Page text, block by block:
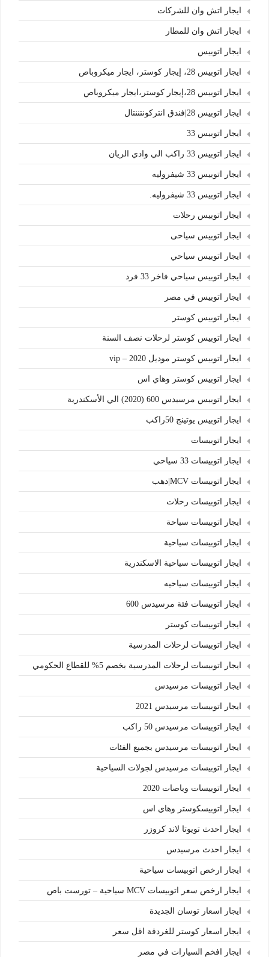
ايجار اتش وان للشركات
ايجار اتش وان للمطار
ايجار اتوبيس
ايجار اتوبيس 28، إيجار كوستر، ايجار ميكروباص
ايجار اتوبيس 28،إيجار كوستر،ايجار ميكروباص
ايجار اتوبيس 28|فندق انتركونتننتال
ايجار اتوبيس 33
ايجار اتوبيس 33 راكب الي وادي الريان
ايجار اتوبيس 33 شيفروليه
ايجار اتوبيس 33 شيفروليه.
ايجار اتوبيس رحلات
ايجار اتوبيس سياحى
ايجار اتوبيس سياحي
ايجار اتوبيس سياحي فاخر 33 فرد
ايجار اتوبيس في مصر
ايجار اتوبيس كوستر
ايجار اتوبيس كوستر لرحلات نصف السنة
ايجار اتوبيس كوستر موديل 2020 – vip
ايجار اتوبيس كوستر وهاي اس
ايجار اتوبيس مرسيدس 600 (2020) الي الأسكندرية
ايجار اتوبيس يوتينج 50راكب
ايجار اتوبيسات
ايجار اتوبيسات 33 سياحي
ايجار اتوبيسات MCV|دهب
ايجار اتوبيسات رحلات
ايجار اتوبيسات سياحة
ايجار اتوبيسات سياحية
ايجار اتوبيسات سياحية الاسكندرية
ايجار اتوبيسات سياحيه
ايجار اتوبيسات فئة مرسيدس 600
ايجار اتوبيسات كوستر
ايجار اتوبيسات لرحلات المدرسية
ايجار اتوبيسات لرحلات المدرسية بخصم 5% للقطاع الحكومي
ايجار اتوبيسات مرسيدس
ايجار اتوبيسات مرسيدس 2021
ايجار اتوبيسات مرسيدس 50 راكب
ايجار اتوبيسات مرسيدس بجميع الفئات
ايجار اتوبيسات مرسيدس لجولات السياحية
ايجار اتوبيسات وباصات 2020
ايجار اتوبيسكوستر وهاي اس
ايجار احدث تويوتا لاند كروزر
ايجار احدث مرسيدس
ايجار ارخص اتوبيسات سياحية
ايجار ارخص سعر اتوبيسات MCV سياحية – تورست باص
ايجار اسعار توسان الجديدة
ايجار اسعار كوستر للغردقة اقل سعر
ايجار افخم السيارات في مصر